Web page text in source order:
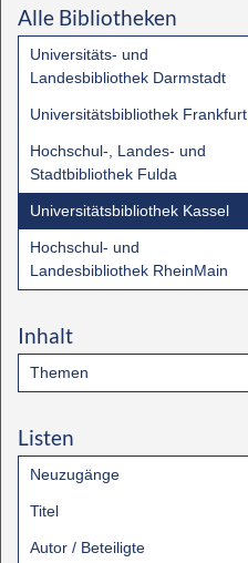
Alle Bibliotheken
Universitäts- und
Landesbibliothek Darmstadt
Universitätsbibliothek Frankfurt
Hochschul-, Landes- und
Stadtbibliothek Fulda
Universitätsbibliothek Kassel
Hochschul- und
Landesbibliothek RheinMain
Inhalt
Themen
Listen
Neuzugänge
Titel
Autor / Beteiligte